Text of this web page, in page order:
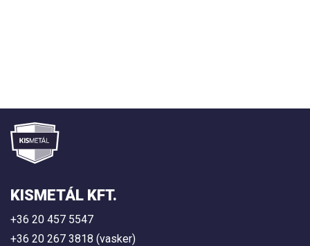
KISMETÁL KFT.
+36 20 457 5547
+36 20 267 3818 (vasker)